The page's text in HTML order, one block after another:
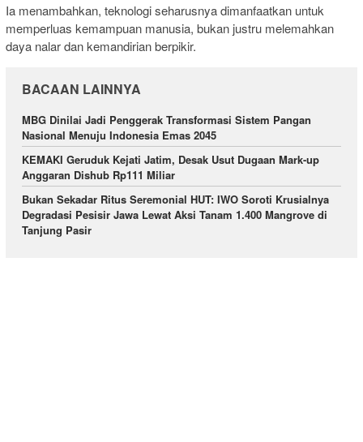
Ia menambahkan, teknologi seharusnya dimanfaatkan untuk
memperluas kemampuan manusia, bukan justru melemahkan
daya nalar dan kemandirian berpikir.
BACAAN LAINNYA
MBG Dinilai Jadi Penggerak Transformasi Sistem Pangan
Nasional Menuju Indonesia Emas 2045
KEMAKI Geruduk Kejati Jatim, Desak Usut Dugaan Mark-up
Anggaran Dishub Rp111 Miliar
Bukan Sekadar Ritus Seremonial HUT: IWO Soroti Krusialnya
Degradasi Pesisir Jawa Lewat Aksi Tanam 1.400 Mangrove di
Tanjung Pasir